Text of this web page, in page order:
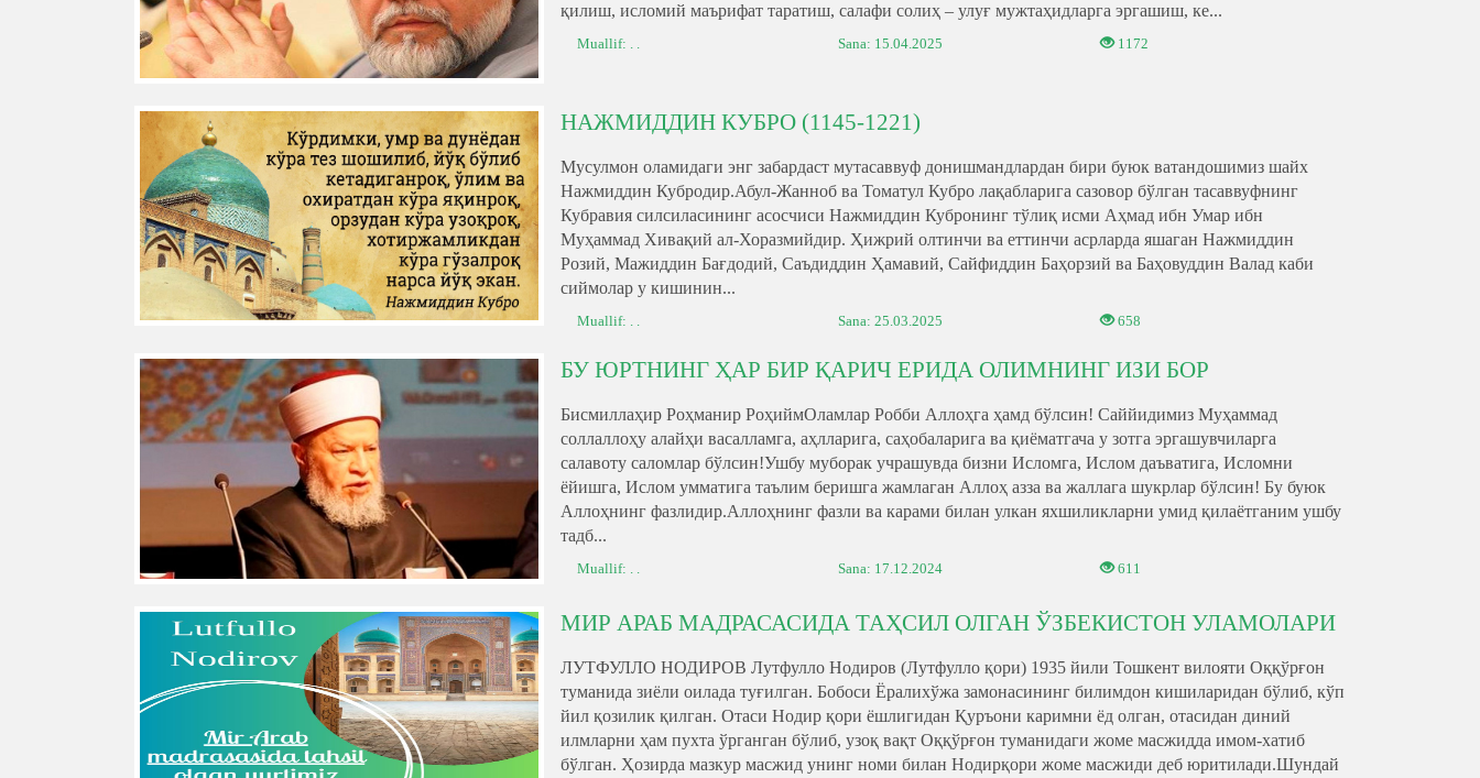
қилиш, исломий маърифат таратиш, салафи солиҳ – улуғ мужтаҳидларга эргашиш, ке...
Muallif: . . Sana: 15.04.2025 1172
НАЖМИДДИН КУБРО (1145-1221)
Мусулмон оламидаги энг забардаст мутасаввуф донишмандлардан бири буюк ватандошимиз шайх
Нажмиддин Кубродир.Абул-Жанноб ва Томатул Кубро лақабларига сазовор бўлган тасаввуфнинг
Кубравия силсиласининг асосчиси Нажмиддин Кубронинг тўлиқ исми Аҳмад ибн Умар ибн
Муҳаммад Хивақий ал-Хоразмийдир. Ҳижрий олтинчи ва еттинчи асрларда яшаган Нажмиддин
Розий, Мажиддин Бағдодий, Саъдиддин Ҳамавий, Сайфиддин Баҳорзий ва Баҳовуддин Валад каби
сиймолар у кишинин...
Muallif: . . Sana:25.03.2025 658
БУ ЮРТНИНГ ҲАР БИР ҚАРИЧ ЕРИДА ОЛИМНИНГ ИЗИ БОР
Бисмиллаҳир Роҳманир РоҳиймОламлар Робби Аллоҳга ҳамд бўлсин! Саййидимиз Муҳаммад
соллаллоҳу алайҳи васалламга, аҳлларига, саҳобаларига ва қиёматгача у зотга эргашувчиларга
салавоту саломлар бўлсин!Ушбу муборак учрашувда бизни Исломга, Ислом даъватига, Исломни
ёйишга, Ислом умматига таълим беришга жамлаган Аллоҳ азза ва жаллага шукрлар бўлсин! Бу буюк
Аллоҳнинг фазлидир.Аллоҳнинг фазли ва карами билан улкан яхшиликларни умид қилаётганим ушбу
тадб...
Muallif: . . Sana: 17.12.2024 611
МИР АРАБ МАДРАСАСИДА ТАҲСИЛ ОЛГАН ЎЗБЕКИСТОН УЛАМОЛАРИ
ЛУТФУЛЛО НОДИРОВ Лутфулло Нодиров (Лутфулло қори) 1935 йили Тошкент вилояти Оққўрғон
туманида зиёли оилада туғилган. Бобоси Ёралихўжа замонасининг билимдон кишиларидан бўлиб, кўп
йил қозилик қилган. Отаси Нодир қори ёшлигидан Қуръони каримни ёд олган, отасидан диний
илмларни ҳам пухта ўрганган бўлиб, узоқ вақт Оққўрғон туманидаги жоме масжидда имом-хатиб
бўлган. Ҳозирда мазкур масжид унинг номи билан Нодирқори жоме масжиди деб юритилади.Шундай